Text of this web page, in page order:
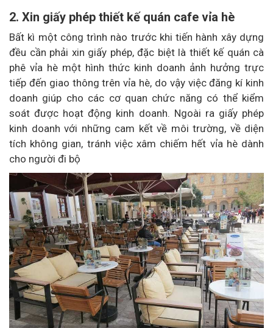
2. Xin giấy phép thiết kế quán cafe vỉa hè
Bất kì một công trình nào trước khi tiến hành xây dựng
đều cần phải xin giấy phép, đặc biệt là thiết kế quán cà
phê vỉa hè một hình thức kinh doanh ảnh hưởng trực
tiếp đến giao thông trên vỉa hè, do vậy việc đăng kí kinh
doanh giúp cho các cơ quan chức năng có thể kiểm
soát được hoạt động kinh doanh. Ngoài ra giấy phép
kinh doanh với những cam kết về môi trường, về diện
tích không gian, tránh việc xâm chiếm hết vỉa hè dành
cho người đi bộ